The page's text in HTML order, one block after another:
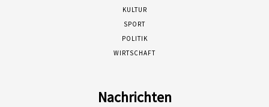
KULTUR
SPORT
POLITIK
WIRTSCHAFT
Nachrichten